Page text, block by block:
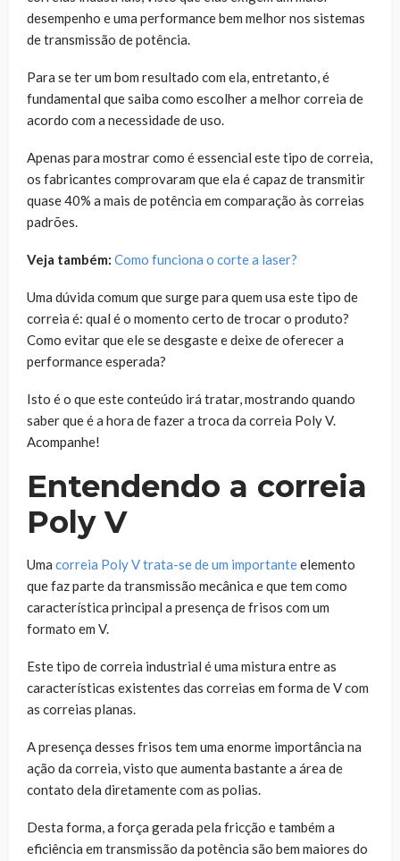
desempenho e uma performance bem melhor nos sistemas
de transmissão de potência.
Para se ter um bom resultado com ela, entretanto, é
fundamental que saiba como escolher a melhor correia de
acordo com a necessidade de uso.
Apenas para mostrar como é essencial este tipo de correia,
os fabricantes comprovaram que ela é capaz de transmitir
quase 40% a mais de potência em comparação às correias
padrões.
Veja também: Como funciona o corte a laser?
Uma dúvida comum que surge para quem usa este tipo de
correia é: qual é o momento certo de trocar o produto?
Como evitar que ele se desgaste e deixe de oferecer a
performance esperada?
Isto é o que este conteúdo irá tratar, mostrando quando
saber que é a hora de fazer a troca da correia Poly V.
Acompanhe!
Entendendo a correia
Poly V
Uma correia Poly Vtrata-se de um importanteelemento
que faz parte da transmissão mecânica e que tem como
característica principal a presença de frisos com um
formato em V.
Este tipo de correia industrial é uma mistura entre as
características existentes das correias em forma de V com
as correias planas.
A presença desses frisos tem uma enorme importância na
ação da correia, visto que aumenta bastante a área de
contato dela diretamente com as polias.
Desta forma, a força gerada pela fricção e também a
eficiência em transmissão da potência são bem maiores do